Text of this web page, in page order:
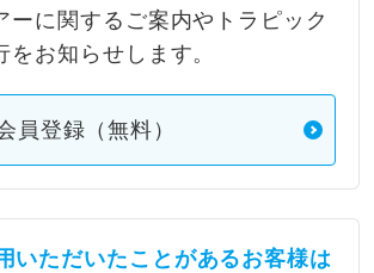
ーに関するご案内やトラピック
をお知らせします。
員登録（無料）
いただいたことがあるお客様は